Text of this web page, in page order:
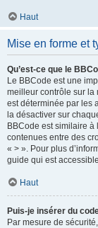
Haut
Mise en forme et
Qu’est-ce que le
Le BBCode est une
meilleur contrôle sur la
est déterminée par les
la désactiver sur
BBCode est similaire à
contenues entre des
« > ». Pour plus
guide qui est
Haut
Puis-je insérer du
Par mesure de